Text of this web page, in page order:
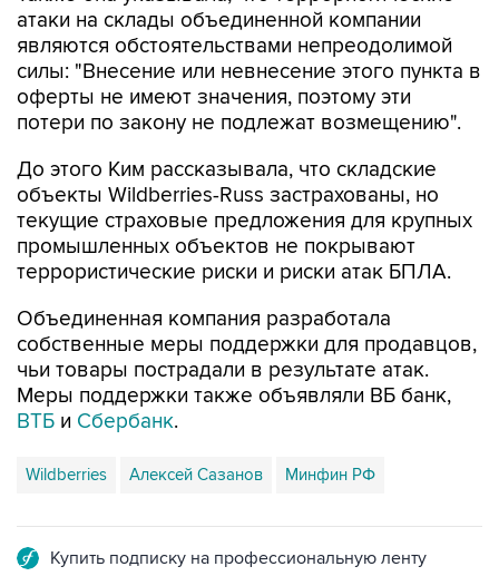
атаки на склады объединенной компании
являются обстоятельствами непреодолимой
силы: "Внесение или невнесение этого пункта в
оферты не имеют значения, поэтому эти
потери по закону не подлежат возмещению".
До этого Ким рассказывала, что складские
объекты Wildberries-Russ застрахованы, но
текущие страховые предложения для крупных
промышленных объектов не покрывают
террористические риски и риски атак БПЛА.
Объединенная компания разработала
собственные меры поддержки для продавцов,
чьи товары пострадали в результате атак.
Меры поддержки также объявляли ВБ банк,
ВТБ и Сбербанк.
Wildberries Алексей Сазанов Минфин РФ
Купить подписку на профессиональную ленту